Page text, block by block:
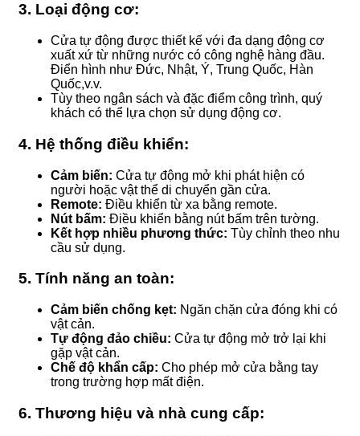
3. Loại động cơ:
Cửa tự động được thiết kế với đa dạng động cơ
xuất xứ từ những nước có công nghệ hàng đầu.
Điển hình như Đức, Nhật, Ý, Trung Quốc, Hàn
Quốc,v.v.
Tùy theo ngân sách và đặc điểm công trình, quý
khách có thể lựa chọn sử dụng động cơ.
4. Hệ thống điều khiển:
Cảm biến: Cửa tự động mở khi phát hiện có
người hoặc vật thể di chuyển gần cửa.
Remote: Điều khiển từ xa bằng remote.
Nút bấm: Điều khiển bằng nút bấm trên tường.
Kết hợp nhiều phương thức: Tùy chỉnh theo nhu
cầu sử dụng.
5. Tính năng an toàn:
Cảm biến chống kẹt: Ngăn chặn cửa đóng khi có
vật cản.
Tự động đảo chiều: Cửa tự động mở trở lại khi
gặp vật cản.
Chế độ khẩn cấp: Cho phép mở cửa bằng tay
trong trường hợp mất điện.
6. Thương hiệu và nhà cung cấp: